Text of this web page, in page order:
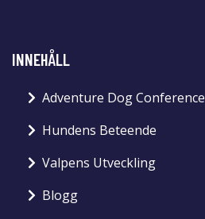
INNEHÅLL
Adventure Dog Conference
Hundens Beteende
Valpens Utveckling
Blogg